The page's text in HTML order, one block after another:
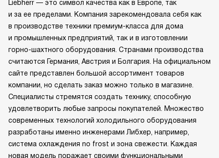
Liebherr — это символ качества как в Европе, так
и за ее пределами. Компания зарекомендовала себя как
в производстве техники премиум-класса для дома
и промышленных предприятий, так и в изготовлении
горно-шахтного оборудования. Странами производства
считаются Германия, Австрия и Болгария. На официальном
сайте представлен большой ассортимент товаров
компании, но сделать заказ можно только в магазине.
Специалисты стремятся создать технику, способную
удовлетворить любые запросы покупателей. Множество
современных технологий холодильного оборудования
разработаны именно инженерами Либхер, например,
система охлаждения no frost и зона свежести. Каждая
новая модель поражает своими функциональными